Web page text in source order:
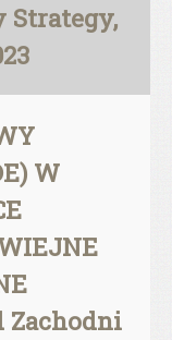
Strategy,
W
Zachodni